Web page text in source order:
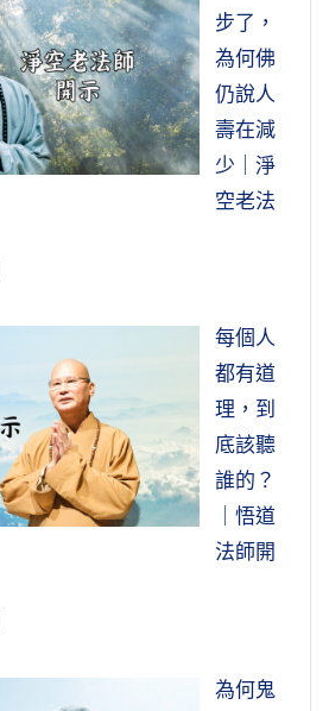
步了，
為何佛
仍說人
壽在減
少｜淨
空老法
每個人
都有道
理，到
底該聽
誰的？
｜悟道
法師開
為何鬼